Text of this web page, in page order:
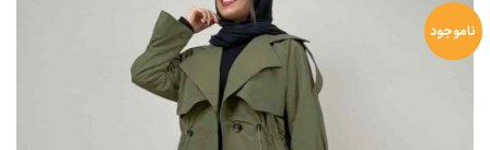
ناموجود